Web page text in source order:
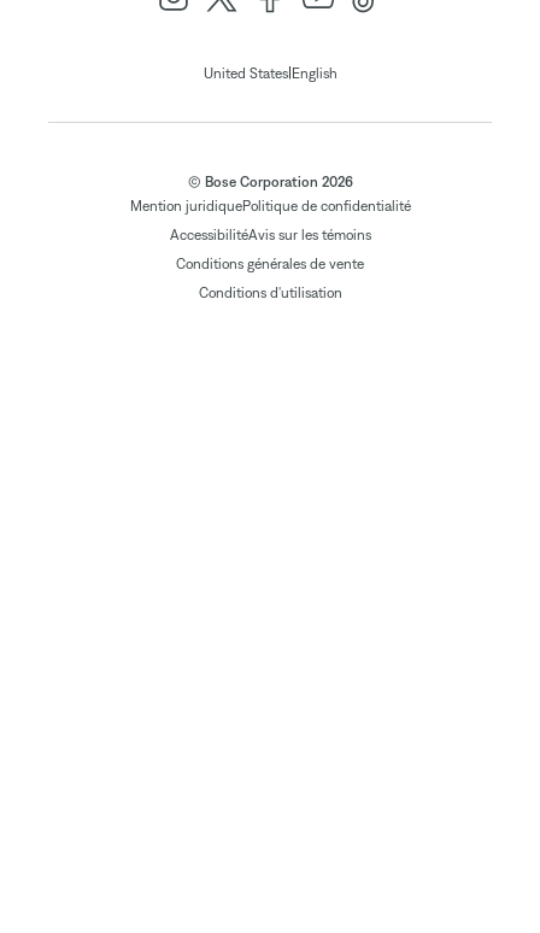
United States| English
© Bose Corporation 2026
Mention juridiquePolitique de confidentialité
AccessibilitéAvis sur les témoins
Conditions générales de vente
Conditions d'utilisation